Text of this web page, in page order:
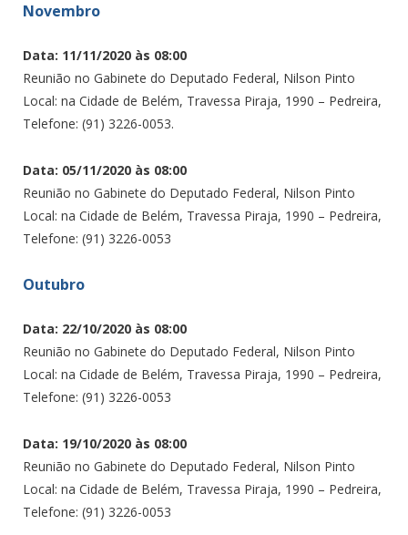
Novembro
Data: 11/11/2020 às 08:00
Reunião no Gabinete do Deputado Federal, Nilson Pinto
Local: na Cidade de Belém, Travessa Piraja, 1990 – Pedreira,
Telefone: (91) 3226-0053.
Data: 05/11/2020 às 08:00
Reunião no Gabinete do Deputado Federal, Nilson Pinto
Local: na Cidade de Belém, Travessa Piraja, 1990 – Pedreira,
Telefone: (91) 3226-0053
Outubro
Data: 22/10/2020 às 08:00
Reunião no Gabinete do Deputado Federal, Nilson Pinto
Local: na Cidade de Belém, Travessa Piraja, 1990 – Pedreira,
Telefone: (91) 3226-0053
Data: 19/10/2020 às 08:00
Reunião no Gabinete do Deputado Federal, Nilson Pinto
Local: na Cidade de Belém, Travessa Piraja, 1990 – Pedreira,
Telefone: (91) 3226-0053